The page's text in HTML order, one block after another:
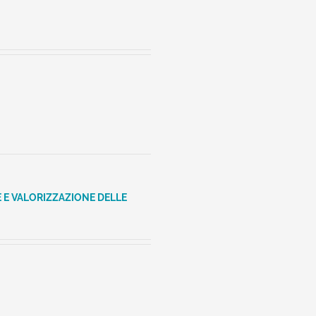
VALORIZZAZIONE DELLE